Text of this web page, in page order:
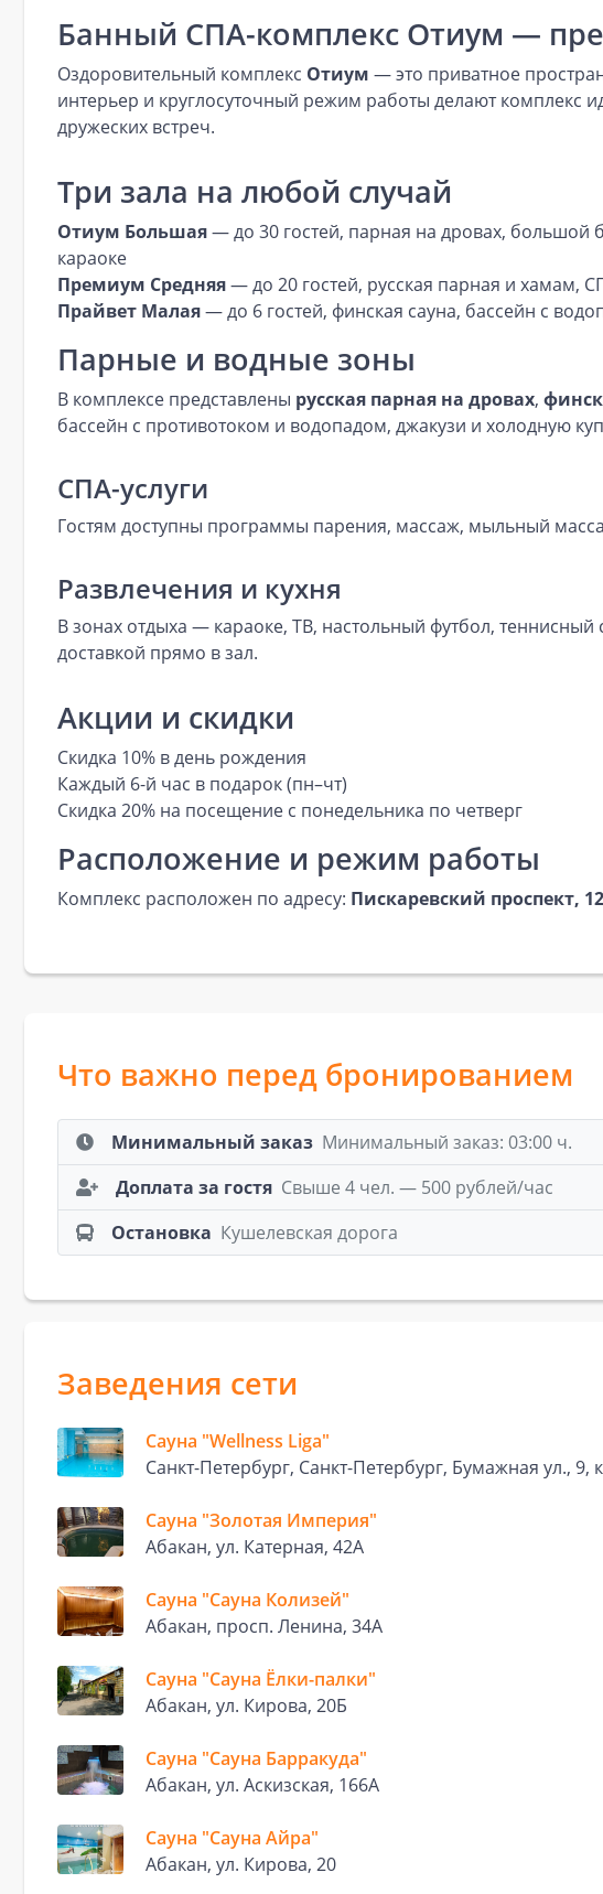
Банный СПА-комплекс Отиум —
Оздоровительный комплекс Отиум — это приватное
интерьер и круглосуточный режим работы делают
дружеских встреч.
Три зала на любой случай
Отиум Большая— до 30 гостей, парная на дровах, большой
караоке
Премиум Средняя— до 20 гостей, русская парная и хамам,
Прайвет Малая— до 6 гостей, финская сауна, бассейн с
Парные и водные зоны
В комплексе представлены русская парная на дровах,
бассейн с противотоком и водопадом, джакузи и холодную
СПА-услуги
Гостям доступны программы парения, массаж, мыльный
Развлечения и кухня
В зонах отдыха — караоке, ТВ, настольный футбол, теннисный
доставкой прямо в зал.
Акции и скидки
Скидка 10% в день рождения
Каждый 6-й час в подарок (пн–чт)
Скидка 20% на посещение с понедельника по четверг
Расположение и режим работы
Комплекс расположен по адресу: Пискаревский проспект,
Что важно перед бронированием
Минимальный заказ Минимальный заказ: 03:00 ч.
Доплата за гостя Свыше 4 чел. — 500 рублей/час
Остановка Кушелевская дорога
Заведения сети
Сауна "Wellness Liga"
Санкт-Петербург, Санкт-Петербург, Бумажная ул., 9,
Сауна "Золотая Империя"
Абакан, ул. Катерная, 42А
Сауна "Сауна Колизей"
Абакан, просп. Ленина, 34А
Сауна "Сауна Ёлки-палки"
Абакан, ул. Кирова, 20Б
Сауна "Сауна Барракуда"
Абакан, ул. Аскизская, 166А
Сауна "Сауна Айра"
Абакан, ул. Кирова, 20